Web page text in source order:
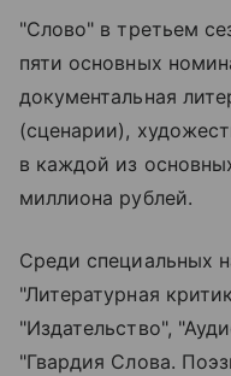
"Слово" в третьем
пяти основных
документальная
(сценарии),
в каждой из
миллиона рублей.
Среди специальных
"Литературная
"Издательство",
"Гвардия Слова.